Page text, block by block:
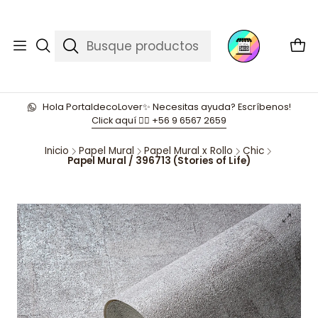
Hola PortaldecoLover✨ Necesitas ayuda? Escríbenos!
Click aquí 👉🏼 +56 9 6567 2659
Inicio Papel Mural Papel Mural x Rollo Chic
Papel Mural / 396713 (Stories of Life)